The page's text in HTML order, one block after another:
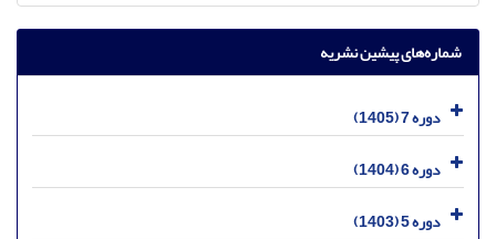
شماره‌های پیشین نشریه
دوره 7 (1405)
دوره 6 (1404)
دوره 5 (1403)